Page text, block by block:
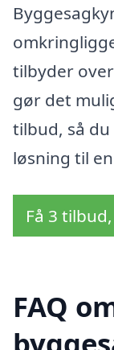
tilbyder
gør det
tilbud, så
løsning til
Få 3
FAQ